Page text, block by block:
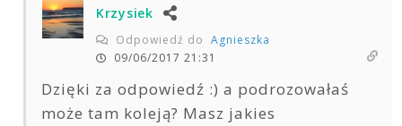
Krzysiek
Odpowiedź do Agnieszka
09/06/2017 21:31
Dzięki za odpowiedź :) a podrozowałaś
może tam koleją? Masz jakies